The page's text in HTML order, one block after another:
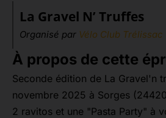
La Gravel N’ Truffes
Organisé par Vélo Club Trélissac
À propos de cette
Seconde édition de La Gravel'n
novembre 2025 à Sorges
2 ravitos et une "Pasta Party" à